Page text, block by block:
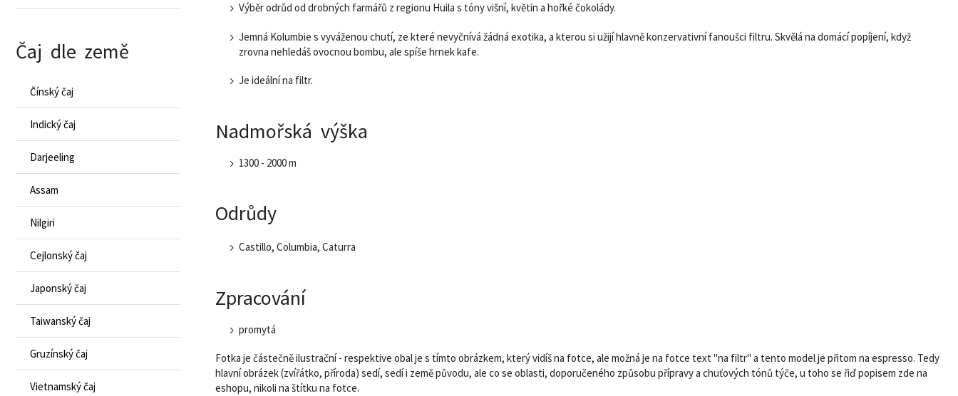
Výběr odrůd od drobných farmářů z regionu Huila s tóny višní, květin a hořké čokolády.
Jemná Kolumbie s vyváženou chutí, ze které nevyčnívá žádná exotika, a kterou si užijí hlavně konzervativní fanoušci filtru. Skvělá na domácí popíjení, když
zrovna nehledáš ovocnou bombu, ale spíše hrnek kafe.
Je ideální na filtr.
Nadmořská výška
1300 - 2000 m
Odrůdy
Castillo, Columbia, Caturra
Zpracování
promytá
Fotka je částečně ilustrační - respektive obal je s tímto obrázkem, který vidíš na fotce, ale možná je na fotce text "na filtr" a tento model je přitom na espresso. Tedy
hlavní obrázek (zvířátko, příroda) sedí, sedí i země původu, ale co se oblasti, doporučeného způsobu přípravy a chuťových tónů týče, u toho se řiď popisem zde na
eshopu, nikoli na štítku na fotce.
Čaj dle země
Čínský čaj
Indický čaj
Darjeeling
Assam
Nilgiri
Cejlonský čaj
Japonský čaj
Taiwanský čaj
Gruzínský čaj
Vietnamský čaj